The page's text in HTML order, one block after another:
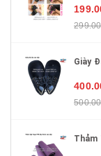
Giày
Thảm